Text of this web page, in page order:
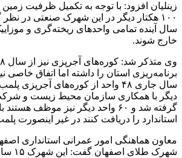
زینلیان افزود: با توجه به تکمیل ظرفیت
۱۰۰ هکتار دیگر در این شهرک صنعتی در نظر
سال آینده تمامی واحدهای ریخته‌گری و
خارج شوند.
برنامه‌ریزی استان را داشته اما اتفاق خاصی
دیگر با همکاری سازمان محیط زیست و
گرفته شد و ۶۰ واحد دیگر نیز موظف
استاندارد را دریافت کنند در غیر اینصورت
معاون هماهنگی امور عمرانی استانداری
شهرک